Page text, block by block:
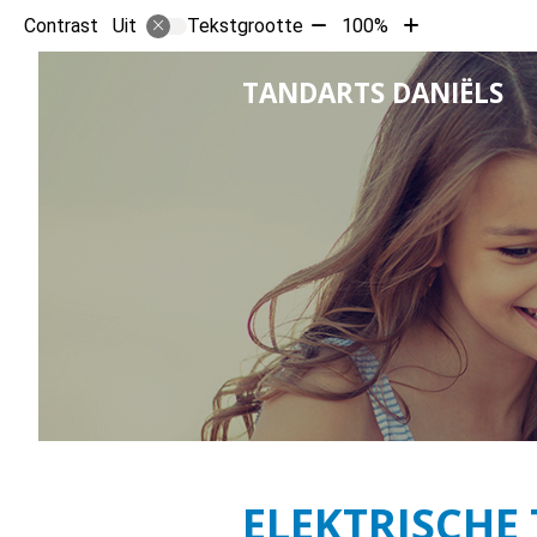
Contrast Uit Tekstgrootte Tekst
verkleinen
10%
100%
Tekst
vergroten
met
10%
TANDARTS DANIËLS